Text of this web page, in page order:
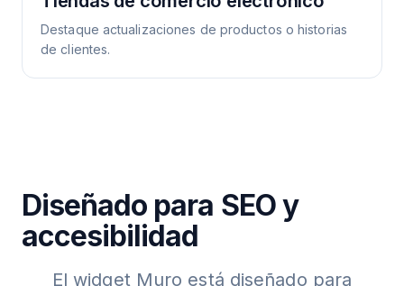
Destaque actualizaciones de productos o historias
de clientes.
Diseñado para SEO y
accesibilidad
El widget Muro está diseñado para